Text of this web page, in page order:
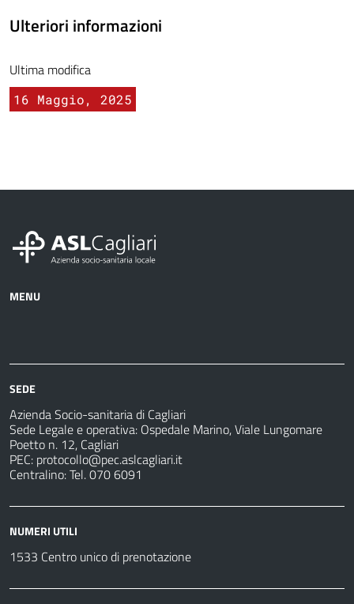
Ulteriori informazioni
Ultima modifica
16 Maggio, 2025
MENU
sanitarie
fare
SEDE
Azienda Socio-sanitaria di Cagliari
Sede Legale e operativa: Ospedale Marino, Viale Lungomare
Poetto n. 12, Cagliari
PEC: protocollo@pec.aslcagliari.it
Centralino: Tel. 070 6091
NUMERI UTILI
1533 Centro unico di prenotazione